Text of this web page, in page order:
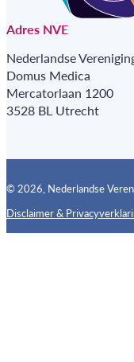
Adres NVE
Nederlandse
Domus Medica
Mercatorlaan 1200
3528 BL Utrecht
© 2026, Nederlandse
Disclaimer &